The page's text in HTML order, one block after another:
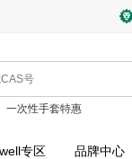
一次性手套特惠
专区 品牌中心